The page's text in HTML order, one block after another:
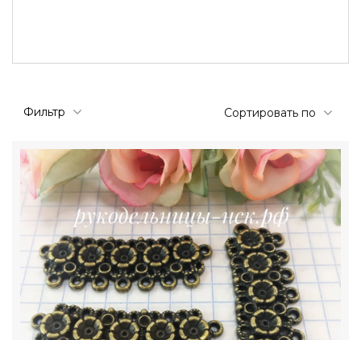
Фильтр Сортировать по